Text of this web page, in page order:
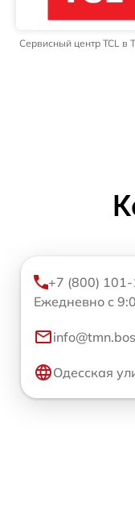
Сервисный центр TCL в
+7 (800)
Ежедневно с
Одесская